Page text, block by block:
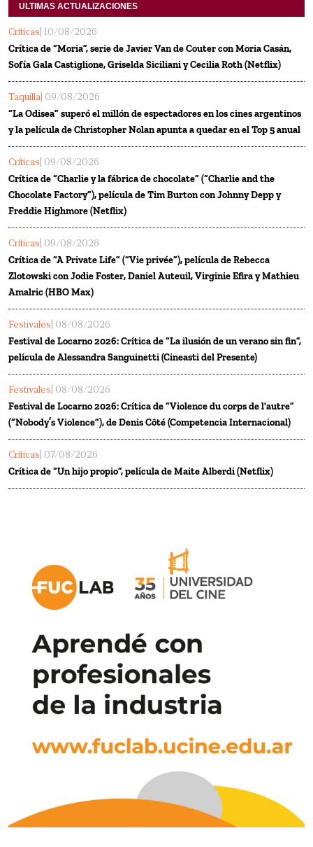
ULTIMAS ACTUALIZACIONES
Críticas | 10/08/2026
Crítica de “Moria”, serie de Javier Van de Couter con Moria Casán,
Sofía Gala Castiglione, Griselda Siciliani y Cecilia Roth (Netflix)
Taquilla | 09/08/2026
“La Odisea” superó el millón de espectadores en los cines argentinos
y la película de Christopher Nolan apunta a quedar en el Top 5 anual
Críticas | 09/08/2026
Crítica de “Charlie y la fábrica de chocolate” (“Charlie and the
Chocolate Factory”), película de Tim Burton con Johnny Depp y
Freddie Highmore (Netflix)
Críticas | 09/08/2026
Crítica de “A Private Life” (“Vie privée”), película de Rebecca
Zlotowski con Jodie Foster, Daniel Auteuil, Virginie Efira y Mathieu
Amalric (HBO Max)
Festivales | 08/08/2026
Festival de Locarno 2026: Crítica de “La ilusión de un verano sin fin”,
película de Alessandra Sanguinetti (Cineasti del Presente)
Festivales | 08/08/2026
Festival de Locarno 2026: Crítica de “Violence du corps de l'autre”
(“Nobody’s Violence”), de Denis Côté (Competencia Internacional)
Críticas | 07/08/2026
Crítica de “Un hijo propio”, película de Maite Alberdi (Netflix)